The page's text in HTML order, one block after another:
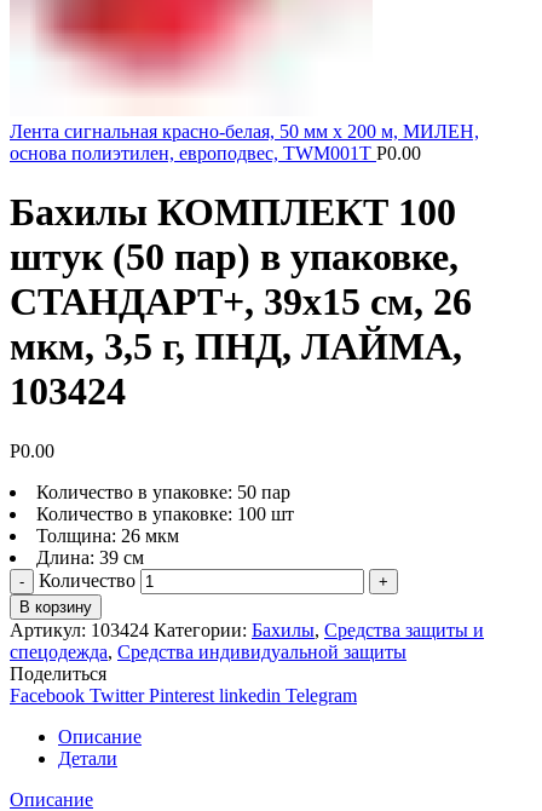
Лента сигнальная красно-белая, 50 мм х 200 м, МИЛЕН,
основа полиэтилен, европодвес, TWM001T Р0.00
Бахилы КОМПЛЕКТ 100
штук (50 пар) в упаковке,
СТАНДАРТ+, 39х15 см, 26
мкм, 3,5 г, ПНД, ЛАЙМА,
103424
Р0.00
Количество в упаковке: 50 пар
Количество в упаковке: 100 шт
Толщина: 26 мкм
Длина: 39 см
Количество
В корзину
Артикул: 103424 Категории: Бахилы, Средства защиты и
спецодежда, Средства индивидуальной защиты
Поделиться
Facebook Twitter Pinterest linkedin Telegram
Описание
Детали
Описание